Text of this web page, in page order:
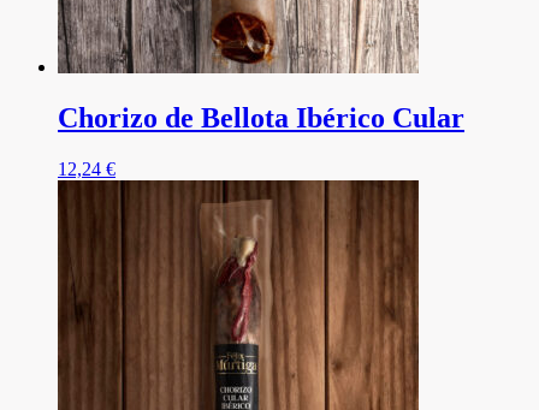
Chorizo de Bellota Ibérico Cular
12,24 €